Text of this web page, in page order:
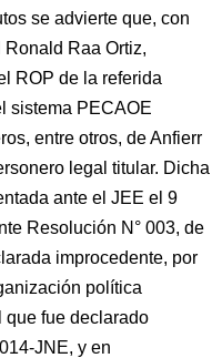
se advierte que, con
Raa Ortiz,
ROP de la referida
sistema PECAOE
entre otros, de Anfierr
legal titular. Dicha
ante el JEE el 9
Resolución N° 003, de
improcedente, por
política
que fue declarado
JNE, y en